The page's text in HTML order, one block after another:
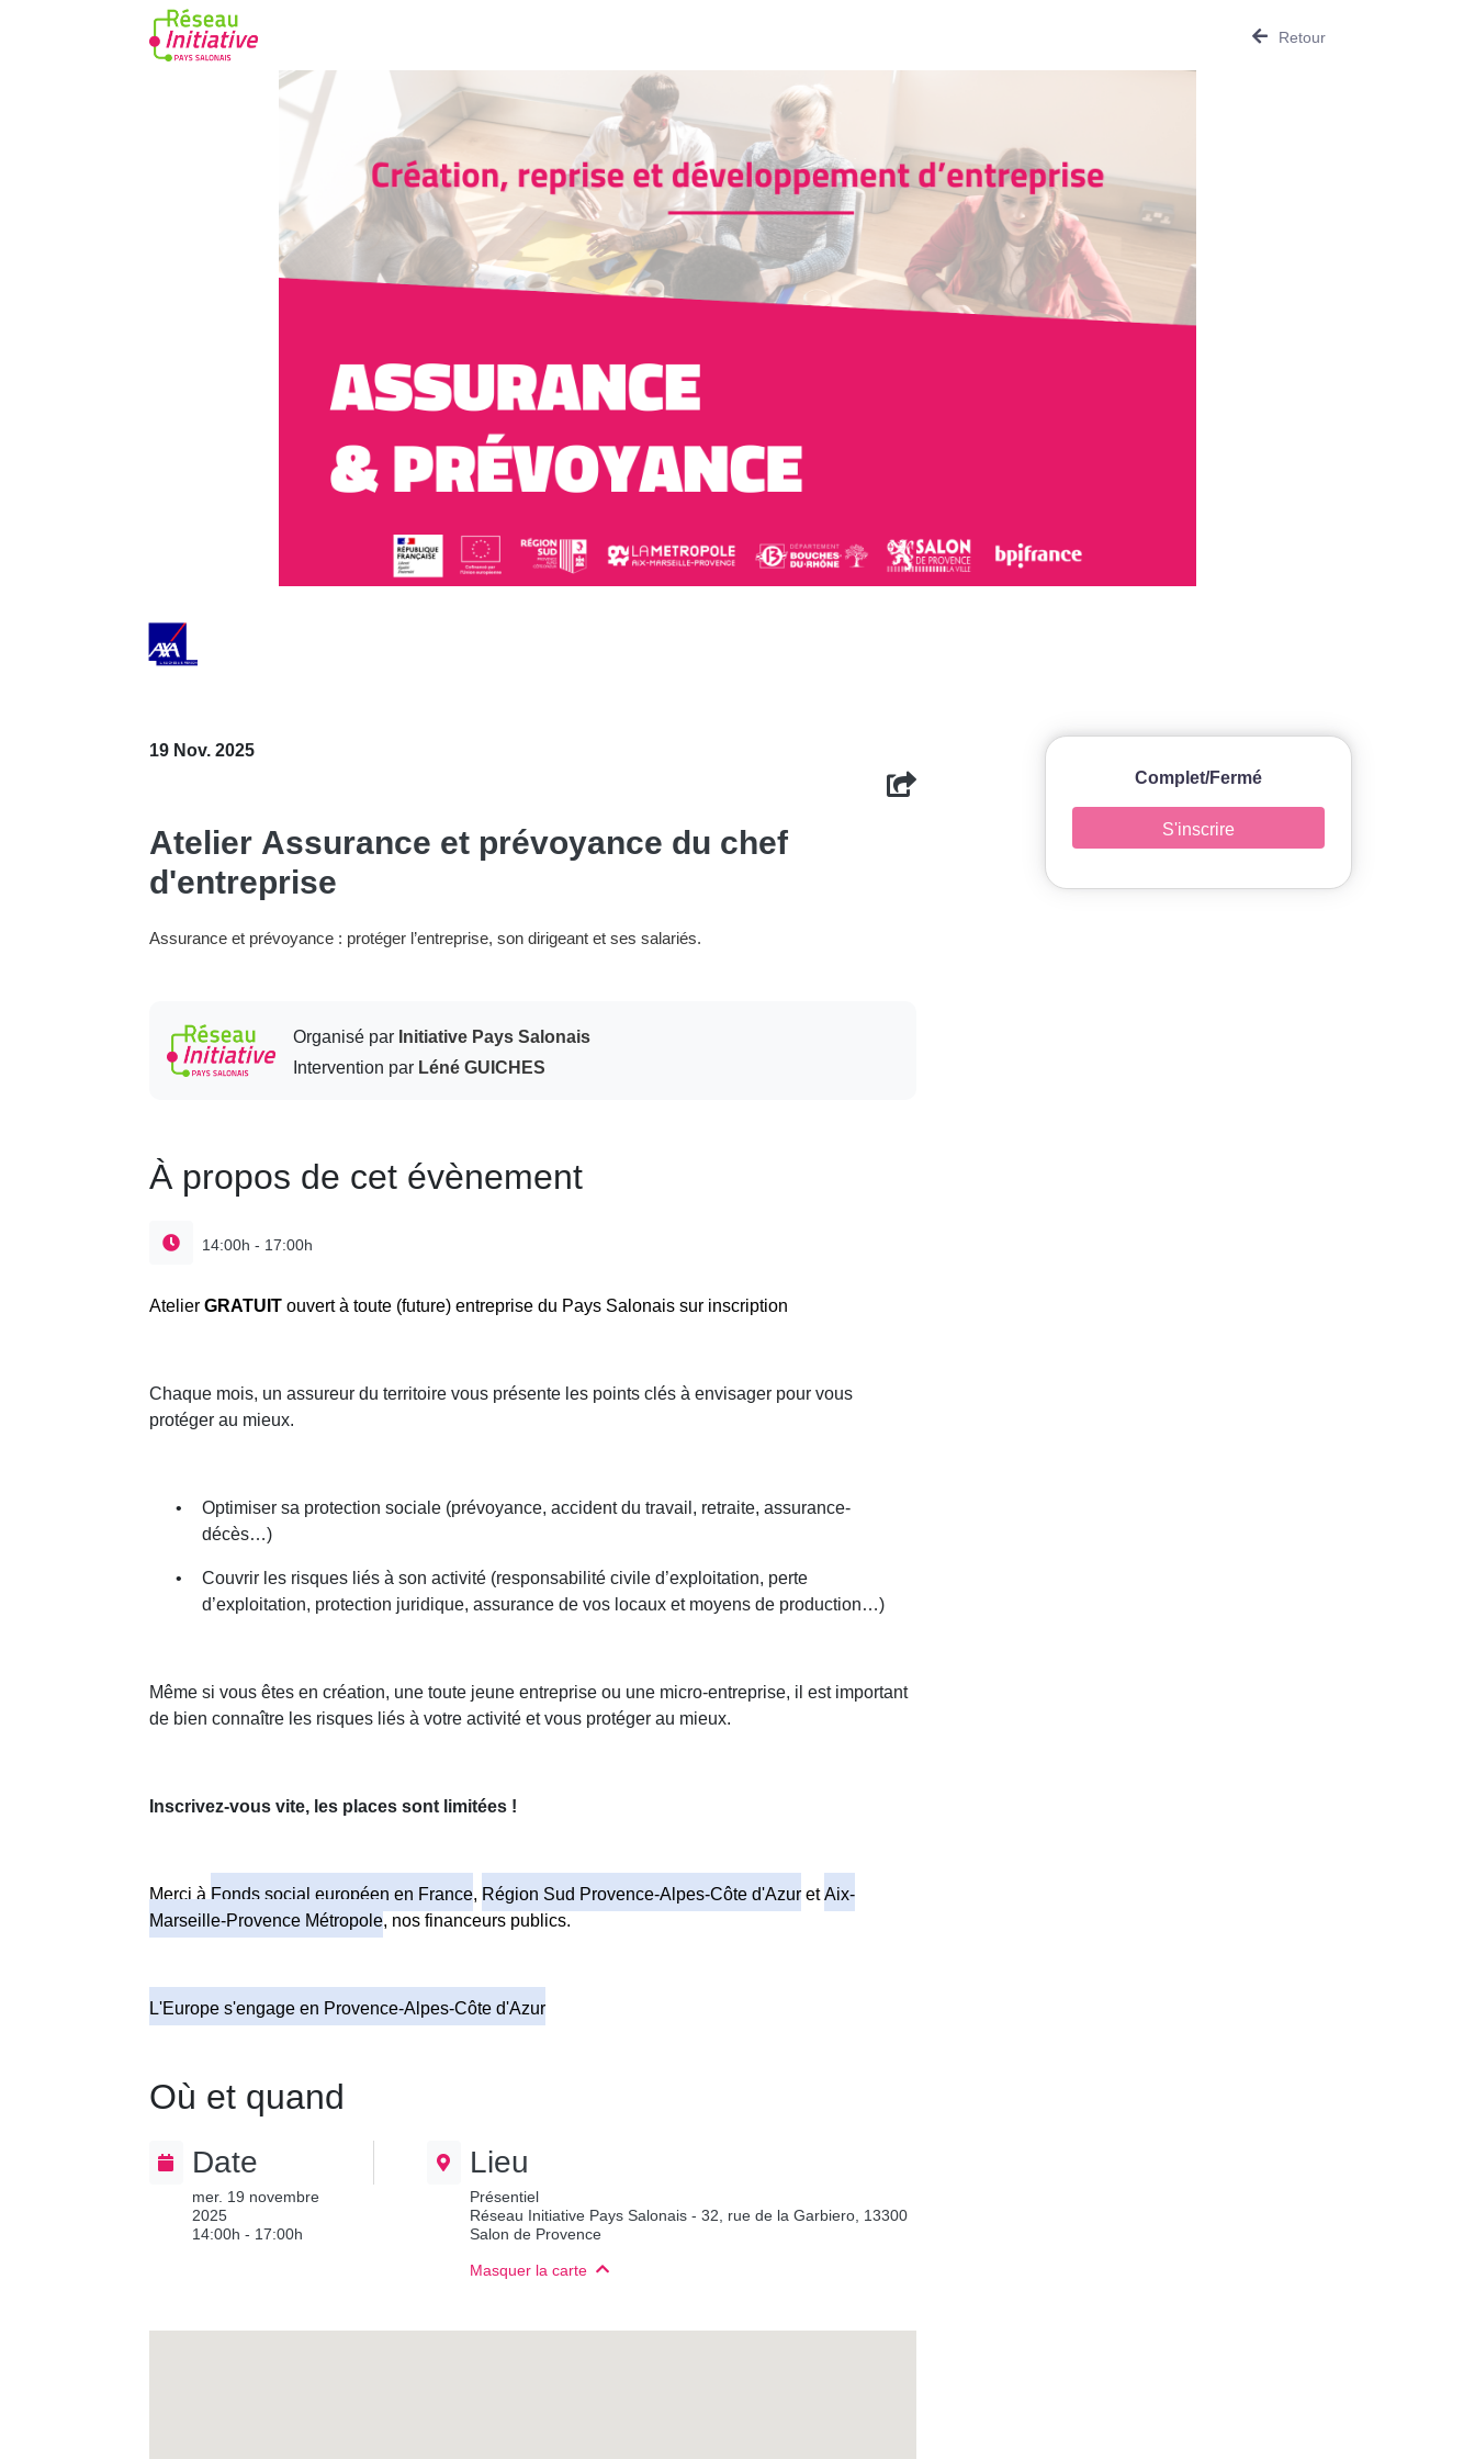
Retour
19 Nov. 2025
Atelier Assurance et prévoyance du chef
d'entreprise
Assurance et prévoyance : protéger l’entreprise, son dirigeant et ses salariés.
Organisé parInitiative Pays Salonais
Intervention parLéné GUICHES
À propos de cet évènement
14:00h - 17:00h
AtelierGRATUITouvert à toute (future) entreprise du Pays Salonais sur inscription
Chaque mois, un assureur du territoire vous présente les points clés à envisager pour vous
protéger au mieux.
• Optimiser sa protection sociale (prévoyance, accident du travail, retraite, assurance-
décès…)
• Couvrir les risques liés à son activité (responsabilité civile d’exploitation, perte
d’exploitation, protection juridique, assurance de vos locaux et moyens de production…)
Même si vous êtes en création, une toute jeune entreprise ou une micro-entreprise, il est important
de bien connaître les risques liés à votre activité et vous protéger au mieux.
Inscrivez-vous vite, les places sont limitées !
Merci àFonds social européen en France,Région Sud Provence-Alpes-Côte d'AzuretAix-
Marseille-Provence Métropole, nos financeurs publics.
L'Europe s'engage en Provence-Alpes-Côte d'Azur
Où et quand
Date
mer. 19 novembre
2025
14:00h - 17:00h
Lieu
Présentiel
Réseau Initiative Pays Salonais - 32, rue de la Garbiero, 13300
Salon de Provence
Masquer la carte
Complet/Fermé
S'inscrire